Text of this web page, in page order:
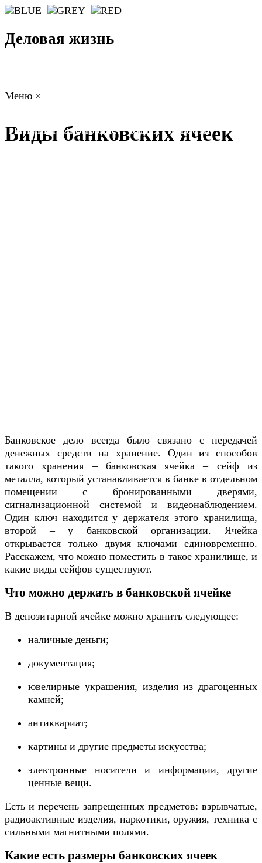
Деловая жизнь
Меню ×
РЕЙТИНГИ ЭКОНОМИКА ОТДЫХ НОВОСТИ
Виды банковских ячеек
Банковское дело всегда было связано с передачей
денежных средств на хранение. Один из способов
такого хранения – банковская ячейка – сейф из
металла, который устанавливается в банке в отдельном
помещении с бронированными дверями,
сигнализационной системой и видеонаблюдением.
Один ключ находится у держателя этого хранилища,
второй – у банковской организации. Ячейка
открывается только двумя ключами единовременно.
Расскажем, что можно поместить в такое хранилище, и
какие виды сейфов существуют.
Что можно держать в банковской ячейке
В депозитарной ячейке можно хранить следующее:
наличные деньги;
документация;
ювелирные украшения, изделия из драгоценных
камней;
антиквариат;
картины и другие предметы искусства;
электронные носители и информации, другие
ценные вещи.
Есть и перечень запрещенных предметов: взрывчатые,
радиоактивные изделия, наркотики, оружия, техника с
сильными магнитными полями.
Какие есть размеры банковских ячеек